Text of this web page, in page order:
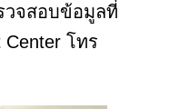
วจสอบข้อมูลที่
Center โทร